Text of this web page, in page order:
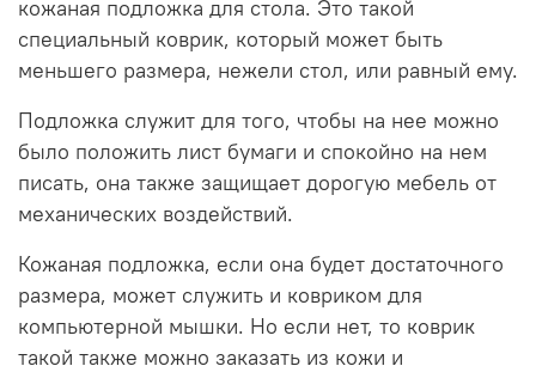
кожаная подложка для стола. Это такой
специальный коврик, который может быть
меньшего размера, нежели стол, или равный ему.
Подложка служит для того, чтобы на нее можно
было положить лист бумаги и спокойно на нем
писать, она также защищает дорогую мебель от
механических воздействий.
Кожаная подложка, если она будет достаточного
размера, может служить и ковриком для
компьютерной мышки. Но если нет, то коврик
такой также можно заказать из кожи и